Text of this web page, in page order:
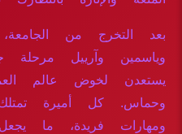
بعد التخرج من الجامعة،
وياسمين وآرييل
يستعدن لخوض عالم
وحماس. كل أميرة
ومهارات فريدة، ما